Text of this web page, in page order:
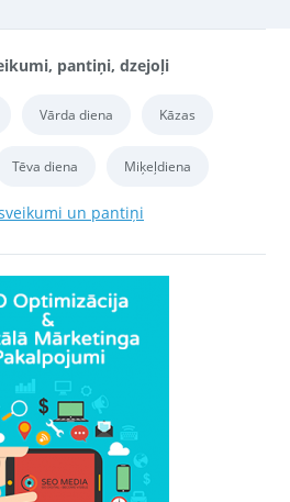
pantiņi, dzejoļi
Vārda diena Kāzas
Tēva diena Miķeļdiena
un pantiņi